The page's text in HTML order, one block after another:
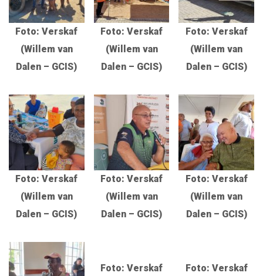
Foto: Verskaf
(Willem van
Dalen – GCIS)
Foto: Verskaf
(Willem van
Dalen – GCIS)
Foto: Verskaf
(Willem van
Dalen – GCIS)
Foto: Verskaf
(Willem van
Dalen – GCIS)
Foto: Verskaf
(Willem van
Dalen – GCIS)
Foto: Verskaf
(Willem van
Dalen – GCIS)
Foto: Verskaf
Foto: Verskaf